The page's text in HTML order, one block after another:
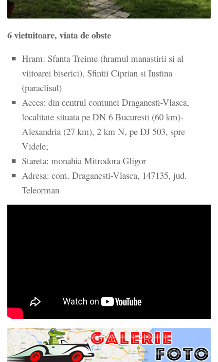
6 vietuitoare, viata de obste
Hram: Sfanta Treime (hramul manastirii si al
viitoarei biserici), Sfintii Ciprian si Iustina
(paraclisul)
Acces: din centrul comunei Draganesti-Vlasca,
localitate situata pe DN 6 Bucuresti (60 km)-
Alexandria (27 km), 2 km N, pe DJ 503, spre
Videle;
Stareta: monahia Mitrodora Gligor
Adresa: com. Draganesti-Vlasca, 147135, jud.
Teleorman